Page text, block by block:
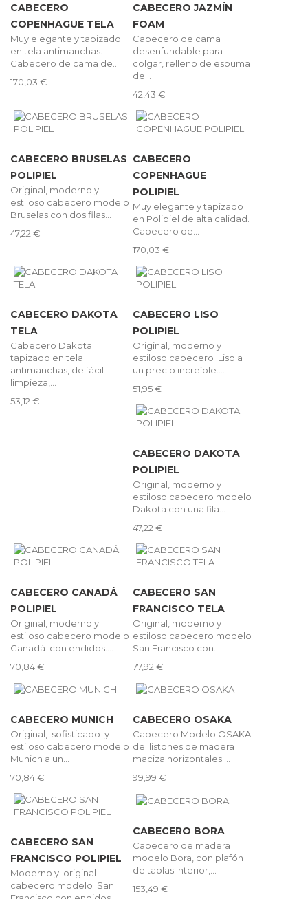
CABECERO
COPENHAGUE TELA
Muy elegante y tapizado
en tela antimanchas.
Cabecero de cama de...
170,03 €
CABECERO JAZMÍN
FOAM
Cabecero de cama
desenfundable para
colgar, relleno de espuma
de...
42,43 €
CABECERO BRUSELAS
POLIPIEL
Original, moderno y
estiloso cabecero modelo
Bruselas con dos filas...
47,22 €
CABECERO
COPENHAGUE
POLIPIEL
Muy elegante y tapizado
en Polipiel de alta calidad.
Cabecero de...
170,03 €
CABECERO DAKOTA
TELA
Cabecero Dakota
tapizado en tela
antimanchas, de fácil
limpieza,...
53,12 €
CABECERO LISO
POLIPIEL
Original, moderno y
estiloso cabecero Liso a
un precio increíble....
51,95 €
CABECERO DAKOTA
POLIPIEL
Original, moderno y
estiloso cabecero modelo
Dakota con una fila...
47,22 €
CABECERO CANADÁ
POLIPIEL
Original, moderno y
estiloso cabecero modelo
Canadá con endidos....
70,84 €
CABECERO SAN
FRANCISCO TELA
Original, moderno y
estiloso cabecero modelo
San Francisco con...
77,92 €
CABECERO MUNICH
Original, sofisticado y
estiloso cabecero modelo
Munich a un...
70,84 €
CABECERO OSAKA
Cabecero Modelo OSAKA
de listones de madera
maciza horizontales....
99,99 €
CABECERO SAN
FRANCISCO POLIPIEL
Moderno y original
cabecero modelo San
CABECERO BORA
Cabecero de madera
modelo Bora, con plafón
de tablas interior,...
153,49 €